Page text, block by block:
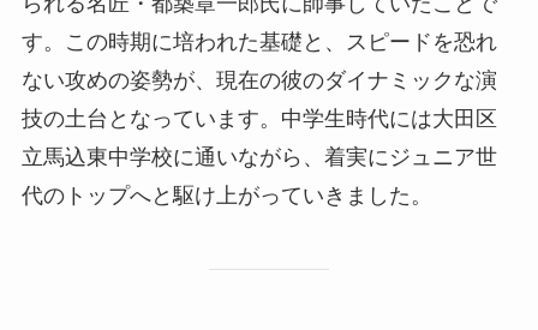
す。この時期に培われた基礎と、スピードを恐れ
ない攻めの姿勢が、現在の彼のダイナミックな演
技の土台となっています。中学生時代には大田区
立馬込東中学校に通いながら、着実にジュニア世
代のトップへと駆け上がっていきました。